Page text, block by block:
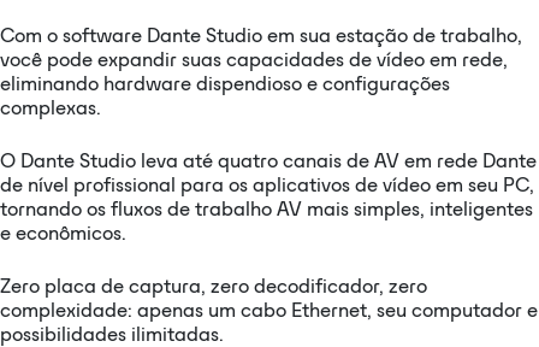
Com o software Dante Studio em sua estação de trabalho,
você pode expandir suas capacidades de vídeo em rede,
eliminando hardware dispendioso e configurações
complexas.
O Dante Studio leva até quatro canais de AV em rede Dante
de nível profissional para os aplicativos de vídeo em seu PC,
tornando os fluxos de trabalho AV mais simples, inteligentes
e econômicos.
Zero placa de captura, zero decodificador, zero
complexidade: apenas um cabo Ethernet, seu computador e
possibilidades ilimitadas.